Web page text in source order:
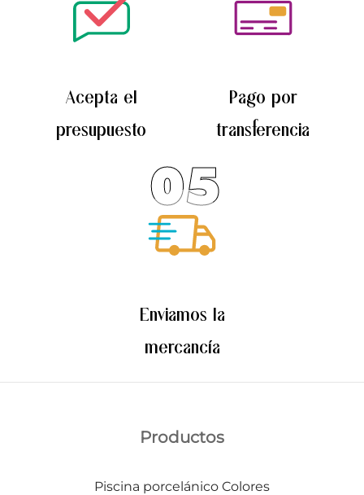
Acepta el
presupuesto
Pago por
transferencia
Enviamos la
mercancía
05
Productos
Piscina porcelánico Colores